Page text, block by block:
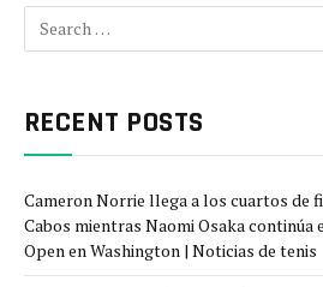
RECENT POSTS
Cameron Norrie llega a los cuartos de
Cabos mientras Naomi Osaka continúa
Open en Washington | Noticias de tenis